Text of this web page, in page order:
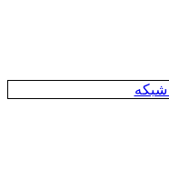
شبکه